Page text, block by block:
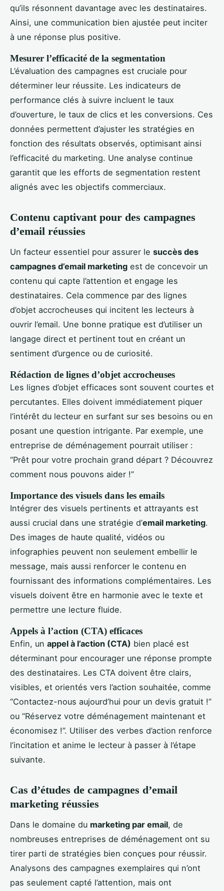
qu’ils résonnent davantage avec les destinataires.
Ainsi, une communication bien ajustée peut inciter
à une réponse plus positive.
Mesurer l’efficacité de la segmentation
L’évaluation des campagnes est cruciale pour
déterminer leur réussite. Les indicateurs de
performance clés à suivre incluent le taux
d’ouverture, le taux de clics et les conversions. Ces
données permettent d’ajuster les stratégies en
fonction des résultats observés, optimisant ainsi
l’efficacité du marketing. Une analyse continue
garantit que les efforts de segmentation restent
alignés avec les objectifs commerciaux.
Contenu captivant pour des campagnes
d’email réussies
Un facteur essentiel pour assurer le succès des
campagnes d’email marketing est de concevoir un
contenu qui capte l’attention et engage les
destinataires. Cela commence par des lignes
d’objet accrocheuses qui incitent les lecteurs à
ouvrir l’email. Une bonne pratique est d’utiliser un
langage direct et pertinent tout en créant un
sentiment d’urgence ou de curiosité.
Rédaction de lignes d’objet accrocheuses
Les lignes d’objet efficaces sont souvent courtes et
percutantes. Elles doivent immédiatement piquer
l’intérêt du lecteur en surfant sur ses besoins ou en
posant une question intrigante. Par exemple, une
entreprise de déménagement pourrait utiliser :
“Prêt pour votre prochain grand départ ? Découvrez
comment nous pouvons aider !”
Importance des visuels dans les emails
Intégrer des visuels pertinents et attrayants est
aussi crucial dans une stratégie d’email marketing.
Des images de haute qualité, vidéos ou
infographies peuvent non seulement embellir le
message, mais aussi renforcer le contenu en
fournissant des informations complémentaires. Les
visuels doivent être en harmonie avec le texte et
permettre une lecture fluide.
Appels à l’action (CTA) efficaces
Enfin, un appel à l’action (CTA) bien placé est
déterminant pour encourager une réponse prompte
des destinataires. Les CTA doivent être clairs,
visibles, et orientés vers l’action souhaitée, comme
“Contactez-nous aujourd’hui pour un devis gratuit !”
ou “Réservez votre déménagement maintenant et
économisez !”. Utiliser des verbes d’action renforce
l’incitation et anime le lecteur à passer à l’étape
suivante.
Cas d’études de campagnes d’email
marketing réussies
Dans le domaine du marketing par email, de
nombreuses entreprises de déménagement ont su
tirer parti de stratégies bien conçues pour réussir.
Analysons des campagnes exemplaires qui n’ont
pas seulement capté l’attention, mais ont